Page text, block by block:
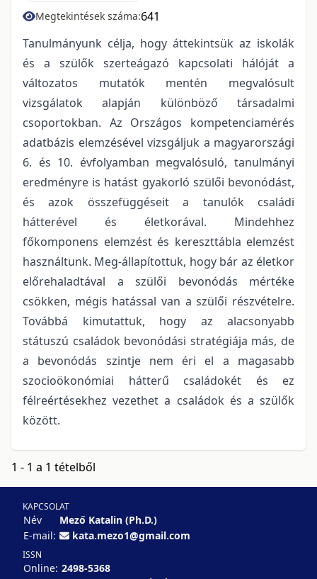
Megtekintések száma:641
Tanulmányunk célja, hogy áttekintsük az iskolák
és a szülők szerteágazó kapcsolati hálóját a
változatos mutatók mentén megvalósult
vizsgálatok alapján különböző társadalmi
csoportokban. Az Országos kompetenciamérés
adatbázis elemzésével vizsgáljuk a magyarországi
6. és 10. évfolyamban megvalósuló, tanulmányi
eredményre is hatást gyakorló szülői bevonódást,
és azok összefüggéseit a tanulók családi
hátterével és életkorával. Mindehhez
főkomponens elemzést és kereszttábla elemzést
használtunk. Meg-állapítottuk, hogy bár az életkor
előrehaladtával a szülői bevonódás mértéke
csökken, mégis hatással van a szülői részvételre.
Továbbá kimutattuk, hogy az alacsonyabb
státuszú családok bevonódási stratégiája más, de
a bevonódás szintje nem éri el a magasabb
szocioökonómiai hátterű családokét és ez
félreértésekhez vezethet a családok és a szülők
között.
1 - 1 a 1 tételből
KAPCSOLAT
Név
Mező Katalin (Ph.D.)
E-mail:
kata.mezo1@gmail.com
ISSN
Online: 2498-5368